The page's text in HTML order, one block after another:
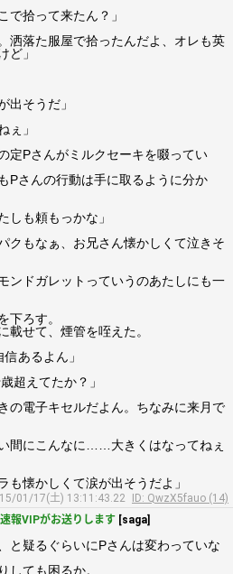
拾って来たん？」
洒落た服屋で拾ったんだよ、オレも英
ど」
そうだ」
ぇ」
定Pさんがミルクセーキを啜ってい
Pさんの行動は手に取るように分か
も頼もっかな」
クもなぁ、お兄さん懐かしくて泣きそ
ンドガレットっていうのあたしにも一
下ろす。
載せて、煙管を咥えた。
あるよん」
えてたか？」
の電子キセルだよん。ちなみに来月で
間にこんなに……大きくはなってねぇ
懐かしくて涙が出そうだよ」
01/17(土) 13:11:43.22
ID: QwzX5fauo (14)
報VIPがお送りします [saga]
と疑るぐらいにPさんは変わっていな
しても困るか。